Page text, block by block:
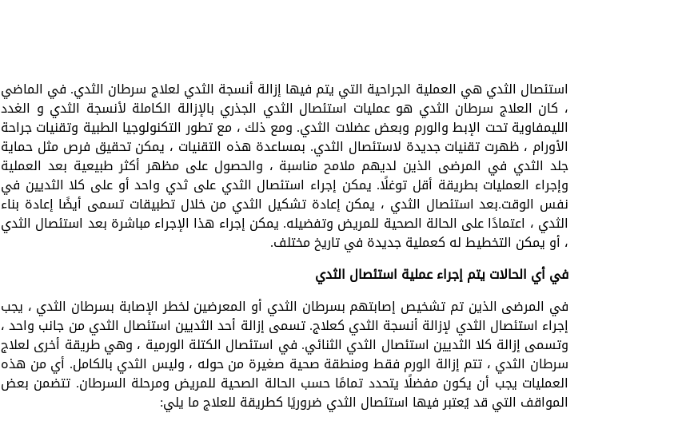
استئصال الثدي هي العملية الجراحية التي يتم فيها إزالة أنسجة الثدي لعلاج سرطان الثدي. في الماضي
، كان العلاج سرطان الثدي هو عمليات استئصال الثدي الجذري بالإزالة الكاملة لأنسجة الثدي و الغدد
الليمفاوية تحت الإبط والورم وبعض عضلات الثدي. ومع ذلك ، مع تطور التكنولوجيا الطبية وتقنيات جراحة
الأورام ، ظهرت تقنيات جديدة لاستئصال الثدي. بمساعدة هذه التقنيات ، يمكن تحقيق فرص مثل حماية
جلد الثدي في المرضى الذين لديهم ملامح مناسبة ، والحصول على مظهر أكثر طبيعية بعد العملية
وإجراء العمليات بطريقة أقل توغلًا. يمكن إجراء استئصال الثدي على ثدي واحد أو على كلا الثديين في
نفس الوقت.بعد استئصال الثدي ، يمكن إعادة تشكيل الثدي من خلال تطبيقات تسمى أيضًا إعادة بناء
الثدي ، اعتمادًا على الحالة الصحية للمريض وتفضيله. يمكن إجراء هذا الإجراء مباشرة بعد استئصال الثدي
، أو يمكن التخطيط له كعملية جديدة في تاريخ مختلف.
في أي الحالات يتم إجراء عملية استئصال الثدي
في المرضى الذين تم تشخيص إصابتهم بسرطان الثدي أو المعرضين لخطر الإصابة بسرطان الثدي ، يجب
إجراء استئصال الثدي لإزالة أنسجة الثدي كعلاج. تسمى إزالة أحد الثديين استئصال الثدي من جانب واحد ،
وتسمى إزالة كلا الثديين استئصال الثدي الثنائي. في استئصال الكتلة الورمية ، وهي طريقة أخرى لعلاج
سرطان الثدي ، تتم إزالة الورم فقط ومنطقة صحية صغيرة من حوله ، وليس الثدي بالكامل. أي من هذه
العمليات يجب أن يكون مفضلًا يتحدد تمامًا حسب الحالة الصحية للمريض ومرحلة السرطان. تتضمن بعض
المواقف التي قد يُعتبر فيها استئصال الثدي ضروريًا كطريقة للعلاج ما يلي: